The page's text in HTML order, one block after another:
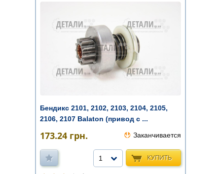
Бендикс 2101, 2102, 2103, 2104, 2105,
2106, 2107 Balaton (привод с ...
173.24 грн. Заканчивается
КУПИТЬ
1